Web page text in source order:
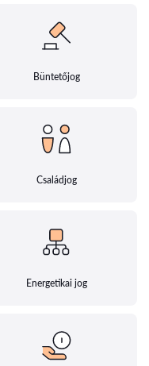
Büntetőjog
Családjog
Energetikai jog